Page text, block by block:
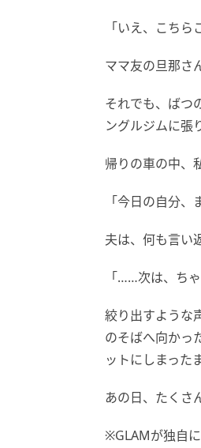
「いえ、こちら
ママ友の旦那さ
それでも、ばつ
ングルジムに張
帰りの車の中、
「今日の自分、
夫は、何も言い
「……次は、ち
絞り出すような
のそばへ向かっ
ットにしまった
あの日、たくさ
※GLAMが独自